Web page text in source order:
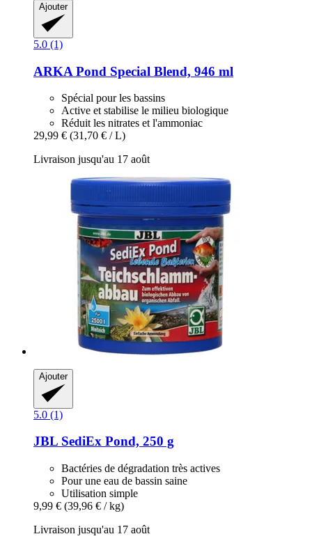
Ajouter
5.0 (1)
ARKA Pond Special Blend, 946 ml
Spécial pour les bassins
Active et stabilise le milieu biologique
Réduit les nitrates et l'ammoniac
29,99 € (31,70 € / L)
Livraison jusqu'au 17 août
Ajouter
5.0 (1)
JBL SediEx Pond, 250 g
Bactéries de dégradation très actives
Pour une eau de bassin saine
Utilisation simple
9,99 € (39,96 € / kg)
Livraison jusqu'au 17 août